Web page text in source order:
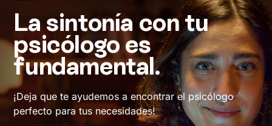
La sintonía con tu
psicólogo es
fundamental.
¡Deja que te ayudemos a encontrar el psicólogo
perfecto para tus necesidades!